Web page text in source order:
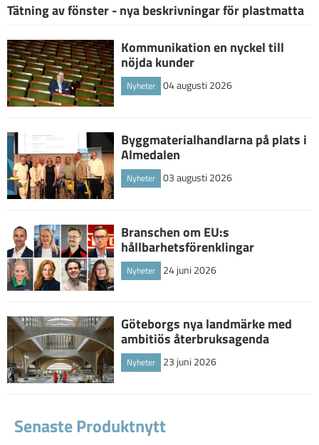
Tätning av fönster - nya beskrivningar för plastmatta
Kommunikation en nyckel till
nöjda kunder
Nyheter 04 augusti 2026
Byggmaterialhandlarna på plats i
Almedalen
Nyheter 03 augusti 2026
Branschen om EU:s
hållbarhetsförenklingar
Nyheter 24 juni 2026
Göteborgs nya landmärke med
ambitiös återbruksagenda
Nyheter 23 juni 2026
Senaste Produktnytt